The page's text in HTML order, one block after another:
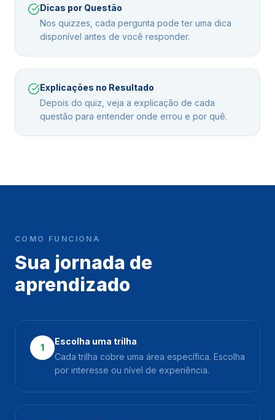
Dicas por Questão
Nos quizzes, cada pergunta pode ter uma dica
disponível antes de você responder.
Explicações no Resultado
Depois do quiz, veja a explicação de cada
questão para entender onde errou e por quê.
COMO FUNCIONA
Sua jornada de
aprendizado
1
Escolha uma trilha
Cada trilha cobre uma área específica. Escolha
por interesse ou nível de experiência.